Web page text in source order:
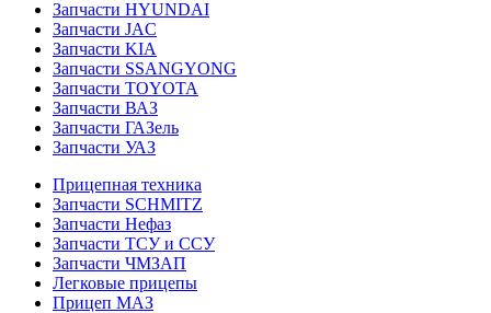
Запчасти HYUNDAI
Запчасти JAC
Запчасти KIA
Запчасти SSANGYONG
Запчасти TOYOTA
Запчасти ВАЗ
Запчасти ГАЗель
Запчасти УАЗ
Прицепная техника
Запчасти SCHMITZ
Запчасти Нефаз
Запчасти ТСУ и ССУ
Запчасти ЧМЗАП
Легковые прицепы
Прицеп МАЗ